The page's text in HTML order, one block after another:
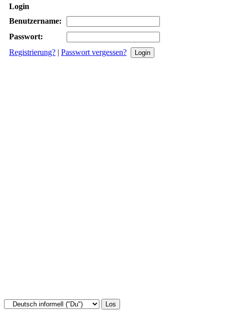
Login
Benutzername:
Passwort:
Registrierung? | Passwort vergessen?